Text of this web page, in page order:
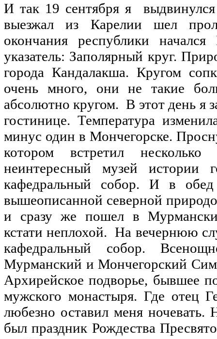
И так 19 сентября я
выезжал из Карелии шел
окончания республики
указатель: Заполярный круг.
города Кандалакша. Кругом
очень много, они не такие
абсолютно кругом. В этот день я
гостинице. Температура
минус один в Мончегорске.
котором встретил
неинтересный музей истории
кафедральный собор. И в
вышеописанной северной
и сразу же пошел в
кстати неплохой. На вечернюю
кафедральный собор.
Мурманский и Мончегорский
Архирейское подворье, бывшее
мужского монастыря. Где отец
любезно оставил меня
был праздник Рождества